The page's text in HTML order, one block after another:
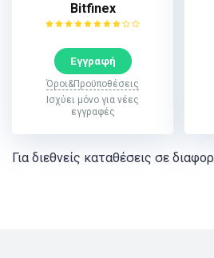
Bitfinex
Εγγραφή
Όροι&Προϋποθέσεις
Ισχύει μόνο για νέες
εγγραφές
Για διεθνείς καταθέσεις σε